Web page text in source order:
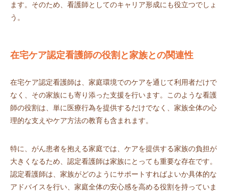
ます。そのため、看護師としてのキャリア形成にも役立つでしょ
う。
在宅ケア認定看護師の役割と家族との関連性
在宅ケア認定看護師は、家庭環境でのケアを通じて利用者だけで
なく、その家族にも寄り添った支援を行います。このような看護
師の役割は、単に医療行為を提供するだけでなく、家族全体の心
理的な支えやケア方法の教育も含まれます。
特に、がん患者を抱える家庭では、ケアを提供する家族の負担が
大きくなるため、認定看護師は家族にとっても重要な存在です。
認定看護師は、家族がどのようにサポートすればよいか具体的な
アドバイスを行い、家庭全体の安心感を高める役割を持っていま